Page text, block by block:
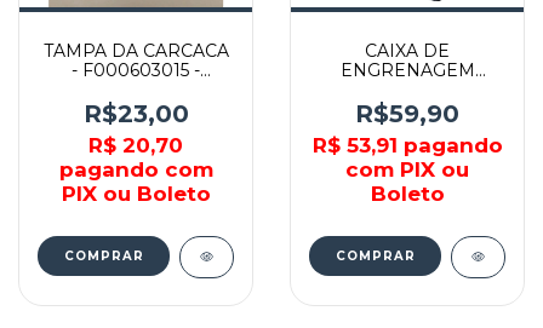
TAMPA DA CARCACA
- F000603015 -
R$23,00
R$ 20,70
pagando com
PIX ou Boleto
CAIXA DE
ENGRENAGEM
HR2470 - 158216-2 -
MAKITA
R$59,90
R$ 53,91 pagando
com PIX ou
Boleto
COMPRAR